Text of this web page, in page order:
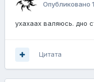
Опубликовано
ухахаах валяюсь. дно
Цитата